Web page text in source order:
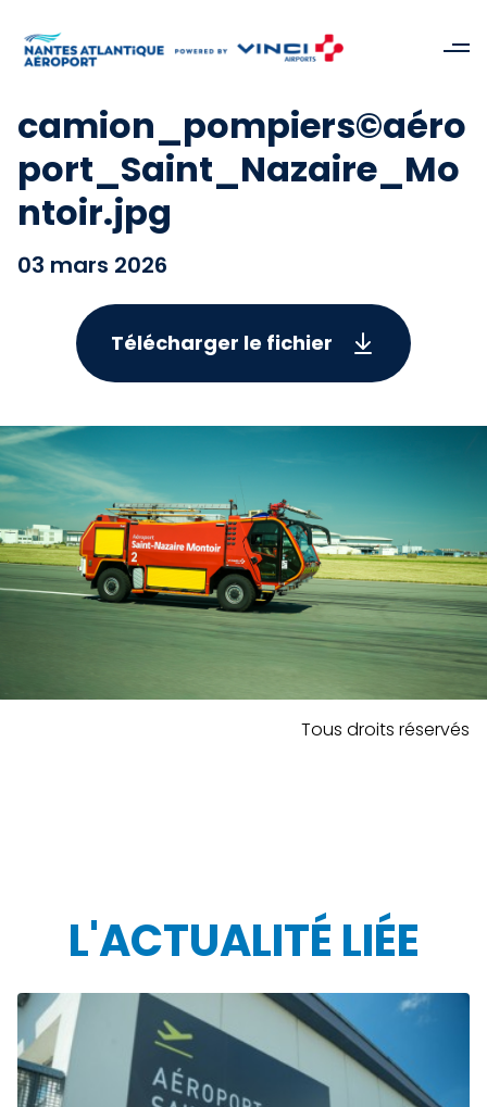
camion_pompiers©aéro
port_Saint_Nazaire_Mo
ntoir.jpg
03 mars 2026
Télécharger le fichier
Tous droits réservés
L'ACTUALITÉ LIÉE